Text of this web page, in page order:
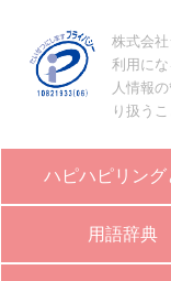
株式会
利用に
人情報
り扱う
ハピハピリング
用語辞典